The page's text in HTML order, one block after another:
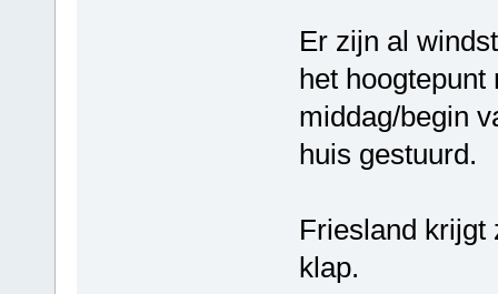
Er zijn al
het hoogtepunt
middag/begin
huis gestuurd.
Friesland krijgt
klap.